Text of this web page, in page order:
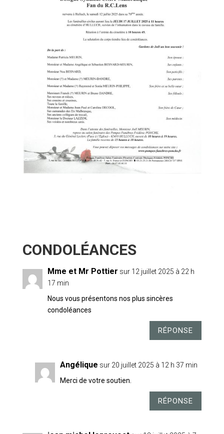
Mme et Mr Pottier sur 12 juillet 2025 à 22 h
17 min
Nous vous présentons nos plus sincères
condoléances
RÉPONSE
Angélique sur 20 juillet 2025 à 12 h 37 min
Merci de votre soutien.
RÉPONSE